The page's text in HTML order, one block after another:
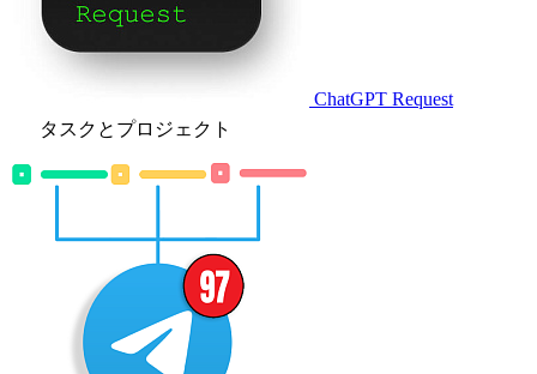
ChatGPT Request
タスクとプロジェクト